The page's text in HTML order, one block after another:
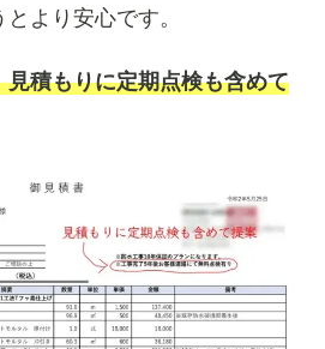
より安心です。
積もりに定期点検も含めて